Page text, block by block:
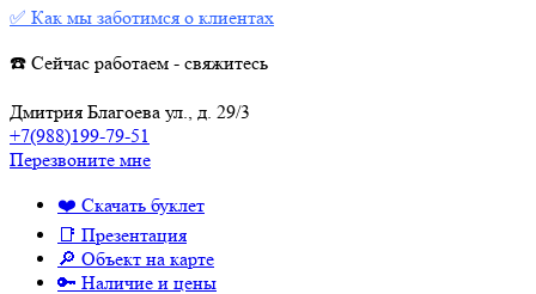
✅ Как мы заботимся о клиентах
☎️ Сейчас работаем - свяжитесь
Дмитрия Благоева ул., д. 29/3
+7(988)199-79-51
Перезвоните мне
❤️ Скачать буклет
📑 Презентация
🔎 Объект на карте
🔑 Наличие и цены